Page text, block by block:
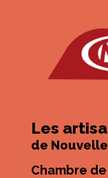
Les
de
Chambre